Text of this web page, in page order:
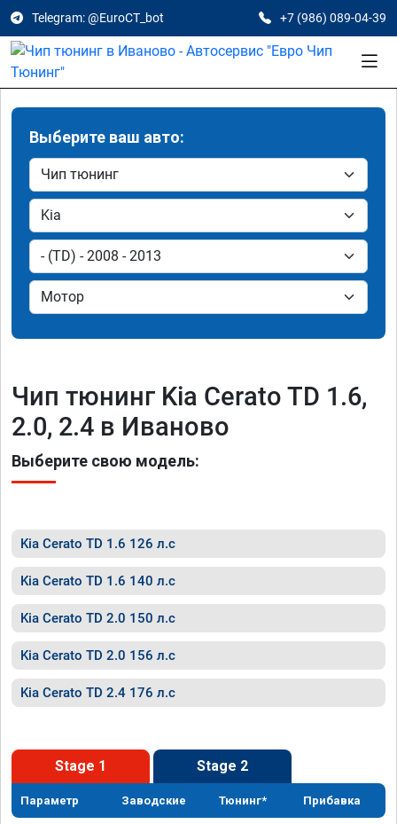
Telegram: @EuroCT_bot +7 (986) 089-04-39
Выберите ваш авто:
Чип тюнинг Kia Cerato TD 1.6,
2.0, 2.4 в Иваново
Выберите свою модель:
Kia Cerato TD 1.6 126 л.с
Kia Cerato TD 1.6 140 л.с
Kia Cerato TD 2.0 150 л.с
Kia Cerato TD 2.0 156 л.с
Kia Cerato TD 2.4 176 л.с
Stage 1 Stage 2
Параметр Заводские Тюнинг* Прибавка